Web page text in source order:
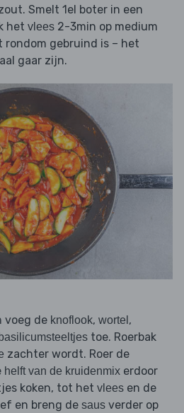
Smelt 1el boter in een
het vlees 2-3min op medium
gebruind is – het
gaar zijn.
voeg de knoflook, wortel ,
toe. Roerbak
zachter wordt. Roer de
helft van de kruidenmix erdoor
koken, tot het vlees en de
en breng de saus verder op